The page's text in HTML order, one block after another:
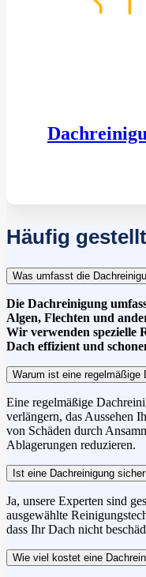
Häufig
Was umfasst die
Die Dachreinigung
Algen, Flechten und
Wir verwenden spezielle
Dach effizient und
Warum ist eine regelmäßige
Eine regelmäßige
verlängern, das Aussehen
von Schäden durch
Ablagerungen reduzieren.
Ist eine Dachreinigung
Ja, unsere Experten sind
ausgewählte
dass Ihr Dach nicht
Wie viel kostet eine